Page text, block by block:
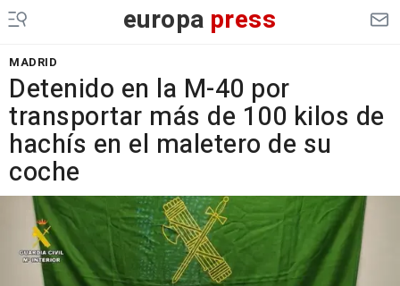
europa press
MADRID
Detenido en la M-40 por
transportar más de 100 kilos de
hachís en el maletero de su
coche